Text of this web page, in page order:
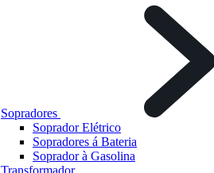
Sopradores
Soprador Elétrico
Sopradores á Bateria
Soprador à Gasolina
Transformador